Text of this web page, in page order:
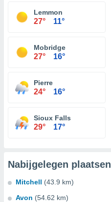
Lemmon
27° 11°
Mobridge
27° 16°
Pierre
24° 16°
Sioux Falls
29° 17°
Nabijgelegen plaatsen
Mitchell (43.9 km)
Avon (54.62 km)